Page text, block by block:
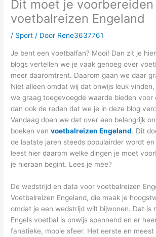
Dit moet je
voetbalreizen Engeland
/ Sport / Door Rene3637761
Je bent een voetbalfan? Mooi! Dan zit je
blogs vertellen we je vaak genoeg over
meer daaromtrent. Daarom gaan we daar
Niet alleen omdat wij dat onwijs leuk
we graag toegevoegde waarde bieden voor
dan ook de reden dat we je in deze blog
Vandaag doen we dat over een belangrijk
boeken vanvoetbalreizen Engeland. Dit
de laatste jaren steeds populairder wordt
leest hier daarom welke dingen je moet
je hieraan begint. Lees je mee?
De wedstrijd en data voor voetbalreizen
Voetbalreizen Engeland, die maak je
omdat je een wedstrijd wilt bijwonen. Dat is
Engels voetbal is onwijs spannend en er
fanatieke, mooie sfeer. Het eerste en